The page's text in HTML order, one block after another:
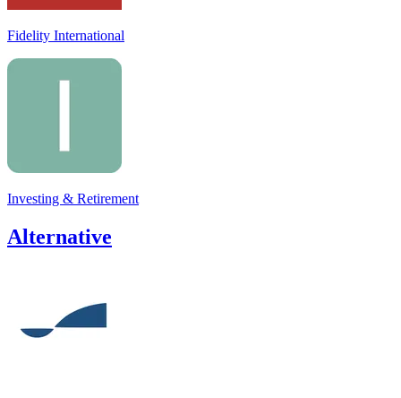
Fidelity International
Investing & Retirement
Alternative